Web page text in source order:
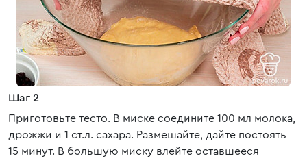
Шаг 2
Приготовьте тесто. В миске соедините 100 мл молока,
дрожжи и 1 ст.л. сахара. Размешайте, дайте постоять
15 минут. В большую миску влейте оставшееся